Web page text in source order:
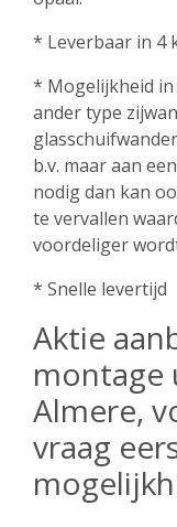
* Leverbaar in 4
* Mogelijkheid
ander type
b.v. maar aan
nodig dan kan
te vervallen
voordeliger
* Snelle levertijd
Aktie
montage
Almere,
vraag